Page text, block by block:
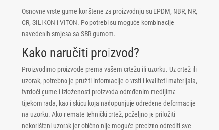
Osnovne vrste gume korištene za proizvodnju su EPDM, NBR, NR,
CR, SILIKON i VITON. Po potrebi su moguće kombinacije
navedenih smjesa sa SBR gumom.
Kako naručiti proizvod?
Proizvodimo proizvode prema vašem crtežu ili uzorku. Uz crtež ili
uzorak, potrebno je pružiti informacije o vrsti i kvaliteti materijala,
tvrdoći gume i izloženosti proizvoda određenim medijima
tijekom rada, kao i skicu koja nadopunjuje određene deformacije
na uzorku. Ako nemate tehnički crtež, poželjno je priložiti
nekorišteni uzorak jer obično nije moguće precizno odrediti sve